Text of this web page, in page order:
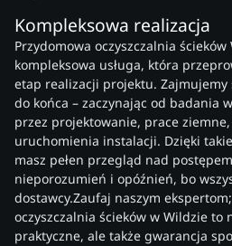
Kompleksowa realizacja
Przydomowa oczyszczalnia ścieków
kompleksowa usługa, która
etap realizacji projektu. Zajmujemy
do końca – zaczynając od badania
przez projektowanie, prace
uruchomienia instalacji. Dzięki
masz pełen przegląd nad
nieporozumień i opóźnień, bo
dostawcy.Zaufaj naszym
oczyszczalnia ścieków w Wildzie to
praktyczne, ale także gwarancja